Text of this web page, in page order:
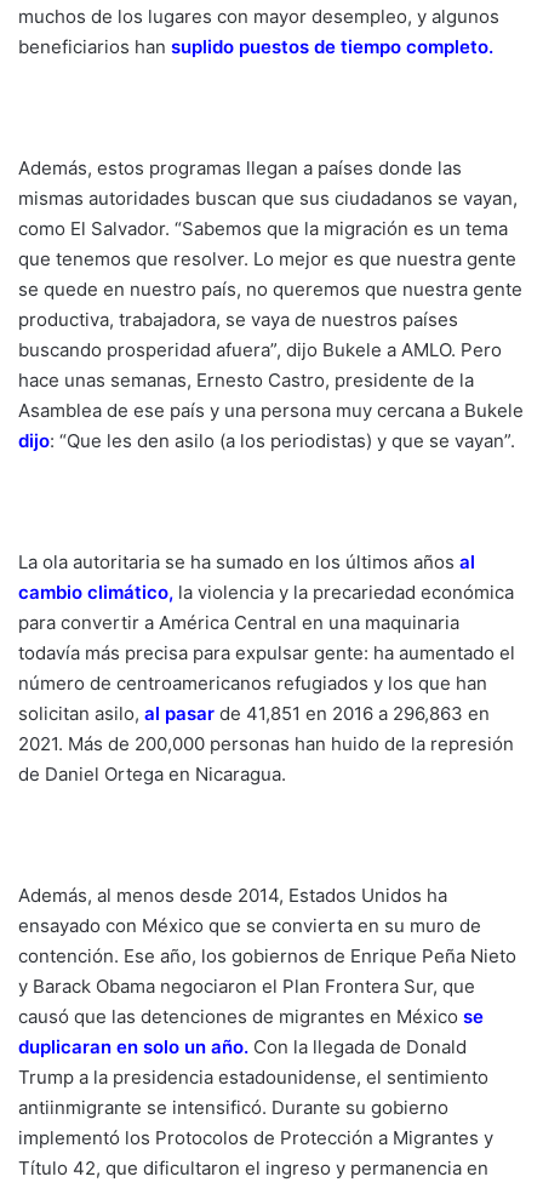
muchos de los lugares con mayor desempleo, y algunos
beneficiarios han suplido puestos de tiempo completo.
Además, estos programas llegan a países donde las
mismas autoridades buscan que sus ciudadanos se vayan,
como El Salvador. “Sabemos que la migración es un tema
que tenemos que resolver. Lo mejor es que nuestra gente
se quede en nuestro país, no queremos que nuestra gente
productiva, trabajadora, se vaya de nuestros países
buscando prosperidad afuera”, dijo Bukele a AMLO. Pero
hace unas semanas, Ernesto Castro, presidente de la
Asamblea de ese país y una persona muy cercana a Bukele
dijo: “Que les den asilo (a los periodistas) y que se vayan”.
La ola autoritaria se ha sumado en los últimos años al
cambio climático, la violencia y la precariedad económica
para convertir a América Central en una maquinaria
todavía más precisa para expulsar gente: ha aumentado el
número de centroamericanos refugiados y los que han
solicitan asilo, al pasar de 41,851 en 2016 a 296,863 en
2021. Más de 200,000 personas han huido de la represión
de Daniel Ortega en Nicaragua.
Además, al menos desde 2014, Estados Unidos ha
ensayado con México que se convierta en su muro de
contención. Ese año, los gobiernos de Enrique Peña Nieto
y Barack Obama negociaron el Plan Frontera Sur, que
causó que las detenciones de migrantes en México se
duplicaran en solo un año. Con la llegada de Donald
Trump a la presidencia estadounidense, el sentimiento
antiinmigrante se intensificó. Durante su gobierno
implementó los Protocolos de Protección a Migrantes y
Título 42, que dificultaron el ingreso y permanencia en